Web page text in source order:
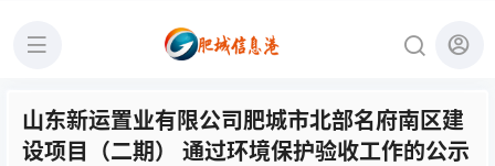
山东新运置业有限公司肥城市北部名府南区建
设项目（二期） 通过环境保护验收工作的公示